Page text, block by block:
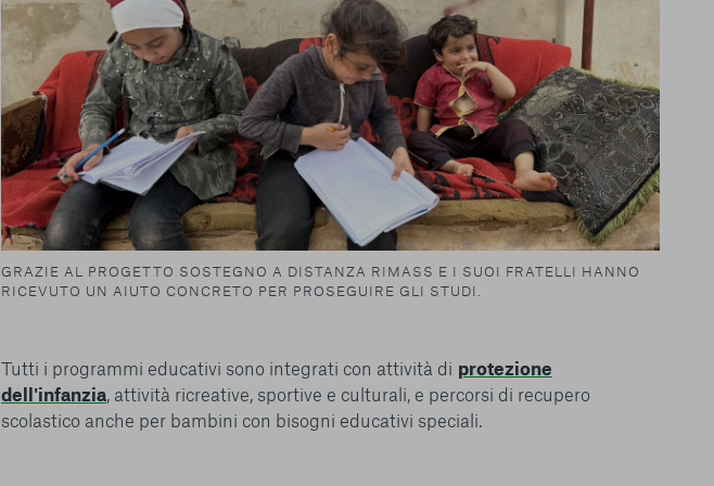
GRAZIE AL PROGETTO SOSTEGNO A DISTANZA RIMASS E I SUOI FRATELLI HANNO
RICEVUTO UN AIUTO CONCRETO PER PROSEGUIRE GLI STUDI.
Tutti i programmi educativi sono integrati con attività di protezione
dell'infanzia, attività ricreative, sportive e culturali, e percorsi di recupero
scolastico anche per bambini con bisogni educativi speciali.